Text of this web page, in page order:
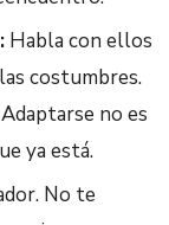
Habla con ellos
costumbres.
no es
ya está.
No te